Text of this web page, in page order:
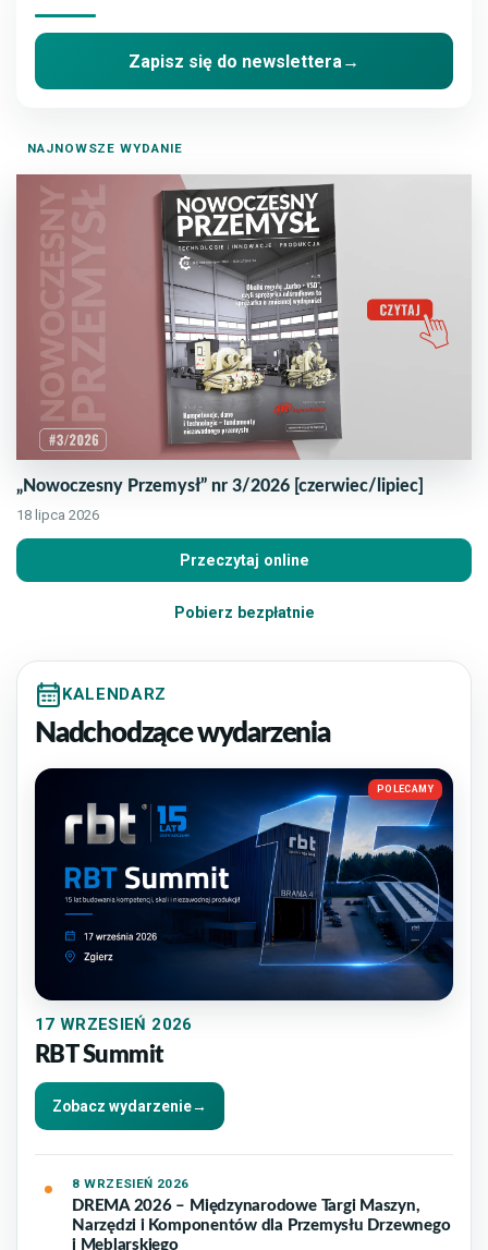
Zapisz się do newslettera→
NAJNOWSZE WYDANIE
„Nowoczesny Przemysł” nr 3/2026 [czerwiec/lipiec]
18 lipca 2026
Przeczytaj online
Pobierz bezpłatnie
KALENDARZ
Nadchodzące wydarzenia
POLECAMY
17 WRZESIEŃ 2026
RBT Summit
Zobacz wydarzenie→
8 WRZESIEŃ 2026
DREMA 2026 – Międzynarodowe Targi Maszyn,
Narzędzi i Komponentów dla Przemysłu Drzewnego
i Meblarskiego